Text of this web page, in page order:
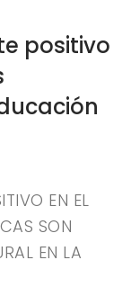
positivo
EN EL
SON
EN LA